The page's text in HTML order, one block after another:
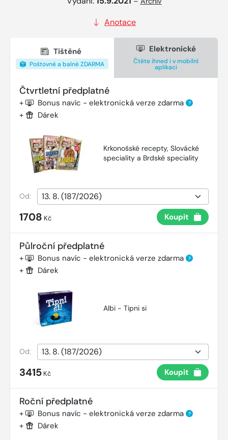
Anotace
Tištěné
Poštovné a balné ZDARMA
Elektronické
Čtěte ihned i v mobilní
aplikaci
Čtvrtletní předplatné
+ Bonus navíc - elektronická verze zdarma ?
+ Dárek
Krkonošské recepty, Slovácké
speciality a Brdské speciality
Od:
1708 Kč Koupit
Půlroční předplatné
+ Bonus navíc - elektronická verze zdarma ?
+ Dárek
Albi - Tipni si
Od:
3415 Kč Koupit
Roční předplatné
+ Bonus navíc - elektronická verze zdarma ?
+ Dárek